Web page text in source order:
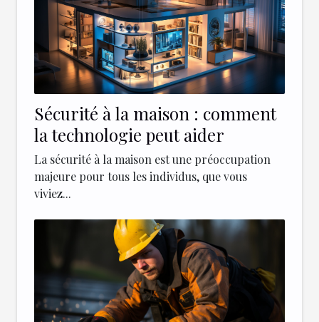
Sécurité à la maison : comment
la technologie peut aider
La sécurité à la maison est une préoccupation
majeure pour tous les individus, que vous
viviez...